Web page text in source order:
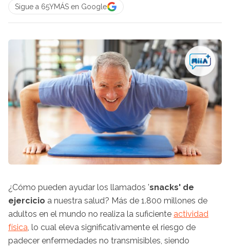
Sigue a 65YMÁS en Google
¿Cómo pueden ayudar los llamados 'snacks' de
ejercicio a nuestra salud? Más de 1.800 millones de
adultos en el mundo no realiza la suficiente actividad
física, lo cual eleva significativamente el riesgo de
padecer enfermedades no transmisibles, siendo